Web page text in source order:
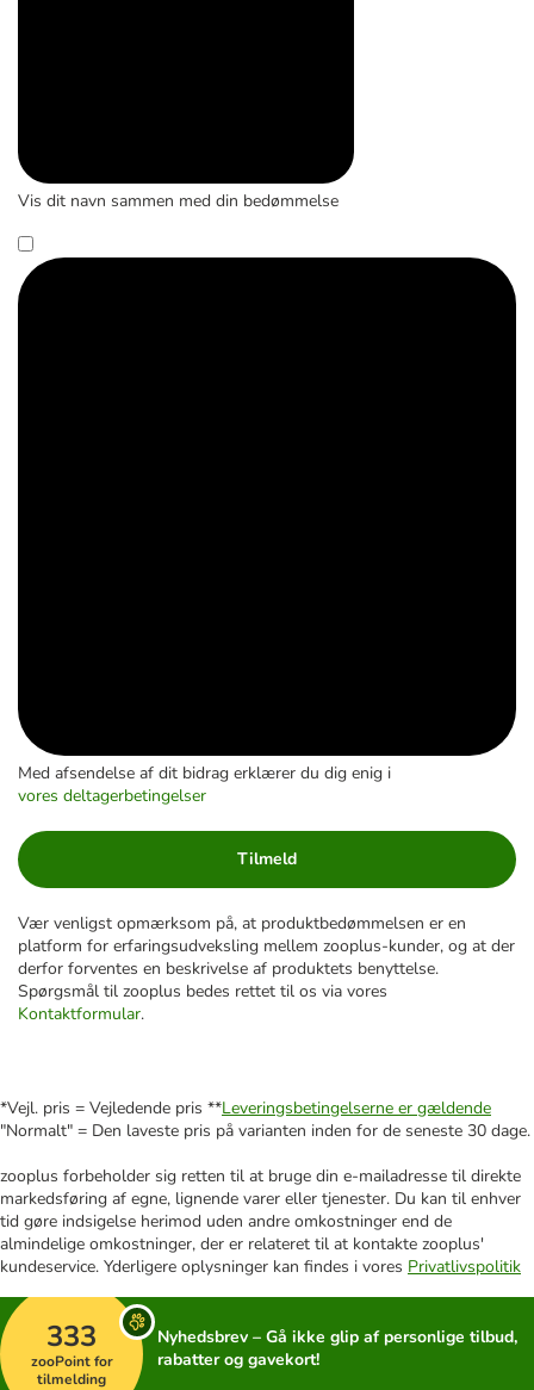
Vis dit navn sammen med din bedømmelse
Med afsendelse af dit bidrag erklærer du dig enig i
vores deltagerbetingelser
Tilmeld
Vær venligst opmærksom på, at produktbedømmelsen er en
platform for erfaringsudveksling mellem zooplus-kunder, og at der
derfor forventes en beskrivelse af produktets benyttelse.
Spørgsmål til zooplus bedes rettet til os via vores
Kontaktformular.
*Vejl. pris = Vejledende pris **Leveringsbetingelserne er gældende
"Normalt" = Den laveste pris på varianten inden for de seneste 30 dage.
zooplus forbeholder sig retten til at bruge din e-mailadresse til direkte
markedsføring af egne, lignende varer eller tjenester. Du kan til enhver
tid gøre indsigelse herimod uden andre omkostninger end de
almindelige omkostninger, der er relateret til at kontakte zooplus'
kundeservice. Yderligere oplysninger kan findes i vores Privatlivspolitik
333
zooPoint for
tilmelding
Nyhedsbrev – Gå ikke glip af personlige tilbud,
rabatter og gavekort!